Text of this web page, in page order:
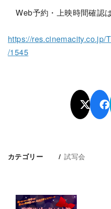
Web予約・上映時間確認
https://
/1545
カテゴリー 試写会